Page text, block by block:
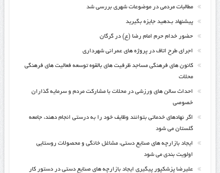
مطالبات مردمی در موضوعات شهری بررسی شد
پیشنهاد بـدهید جایزه بگیرید
حضور خدام حرم امام رضا (ع) در گرگان
اجرای طرح اتاف در پروژه های عمرانی شهرداری
کانون های فرهنگی مساجد ظرفیت های بالقوه توسعه فعالیت های فرهنگی
محلات
احداث سالن های ورزشی در محلات با مشارکت مردم و سرمایه گذاران
خصوصی
اگر نهادهای خدماتی بتوانند وظایف خود را به درستی انجام دهند، جامعه
گلستان می شود
ایجاد بازارچه های صنایع دستی، مشاغل خانگی و محصولات روستایی
اولویت بندی می شود
علیرضا پزشکپور پیگیری ایجاد بازارچه های صنایع دستی در دستور کار